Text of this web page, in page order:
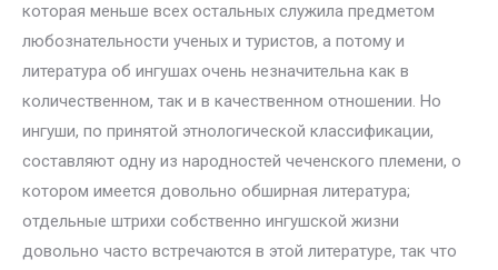
которая меньше всех остальных служила предметом
любознательности ученых и туристов, а потому и
литература об ингушах очень незначительна как в
количественном, так и в качественном отношении. Но
ингуши, по принятой этнологической классификации,
составляют одну из народностей чеченского племени, о
котором имеется довольно обширная литература;
отдельные штрихи собственно ингушской жизни
довольно часто встречаются в этой литературе, так что